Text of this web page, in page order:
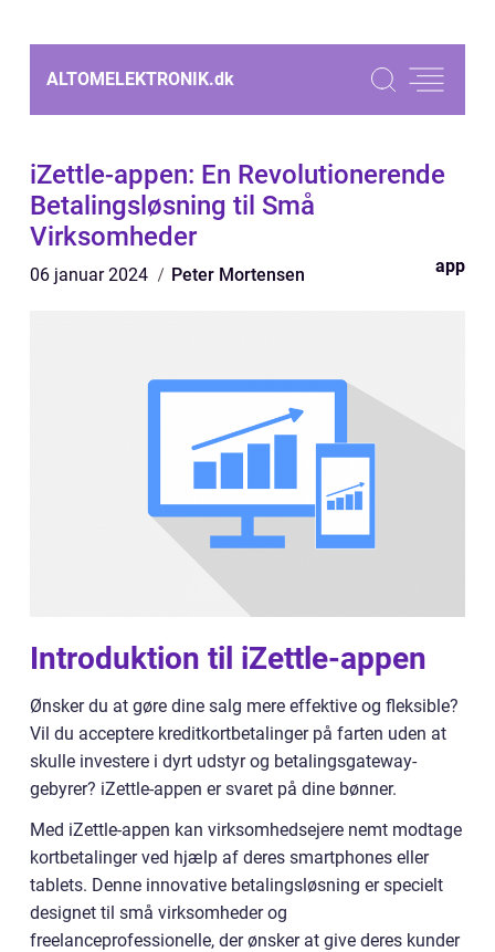
ALTOMELEKTRONIK.dk
iZettle-appen: En Revolutionerende
Betalingsløsning til Små
Virksomheder
06 januar 2024 Peter Mortensen app
Introduktion til iZettle-appen
Ønsker du at gøre dine salg mere effektive og fleksible?
Vil du acceptere kreditkortbetalinger på farten uden at
skulle investere i dyrt udstyr og betalingsgateway-
gebyrer? iZettle-appen er svaret på dine bønner.
Med iZettle-appen kan virksomhedsejere nemt modtage
kortbetalinger ved hjælp af deres smartphones eller
tablets. Denne innovative betalingsløsning er specielt
designet til små virksomheder og
freelanceprofessionelle, der ønsker at give deres kunder